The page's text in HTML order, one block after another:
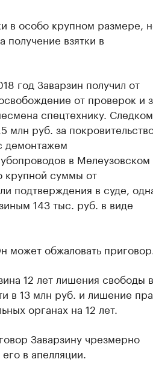
в особо крупном размере,
получение взятки в
год Заварзин получил от
от проверок и
спецтехнику. Следком
млн руб. за
демонтажем
в Мелеузовском
крупной суммы от
подтверждения в суде,
143 тыс. руб. в виде
может обжаловать приговор.
12 лет лишения свободы в
в 13 млн руб. и лишение
органах на 12 лет.
Заварзину чрезмерно
в апелляции.